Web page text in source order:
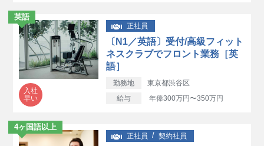
英語
入社
早い
正社員
〔N1／英語〕受付/高級フィット
ネスクラブでフロント業務［英
語］
勤務地
東京都渋谷区
給与
年俸300万円〜350万円
4ヶ国語以上
正社員 契約社員